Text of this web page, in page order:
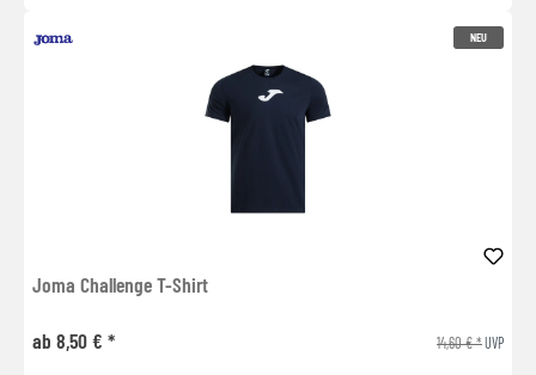
NEU
Joma Challenge T-Shirt
ab 8,50 € * 14,60 € *UVP